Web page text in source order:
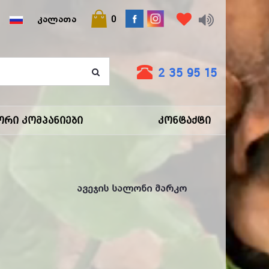
მარკოში!
ᲙᲐᲚᲐᲗᲐ 0
2 35 95 15
Კომპანიები Კონტაქტი
Ავეჯის Სალონი Მარკო